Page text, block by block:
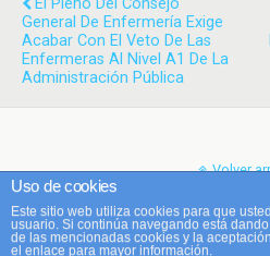
El Pleno Del Consejo
General De Enfermería Exige
Acabar Con El Veto De Las
Enfermeras Al Nivel A1 De La
Administración Pública
Volver
Móvil
Uso de cookies
Este sitio web utiliza cookies para que
usuario. Si continúa navegando está
de las mencionadas cookies y la
el enlace para mayor información.